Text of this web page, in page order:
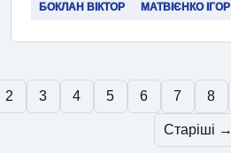
БОКЛАН ВІКТОР МАТВІЄНКО ІГОР
2 3 4 5 6 7 8
Старіші →